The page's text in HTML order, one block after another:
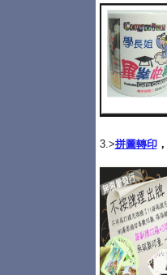
3.>拼圖轉印，